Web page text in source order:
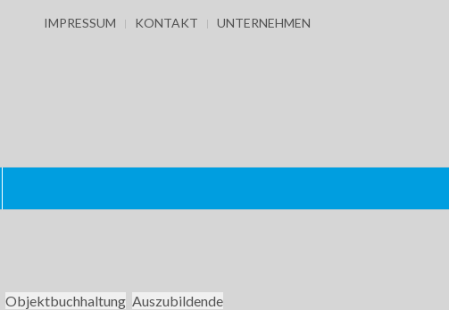
IMPRESSUM KONTAKT UNTERNEHMEN
Objektbuchhaltung Auszubildende